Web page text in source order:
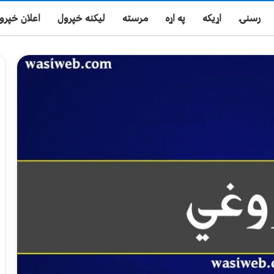
رسنۍ اړیکه په اړه مرسته لیکنه خپرول اعلان